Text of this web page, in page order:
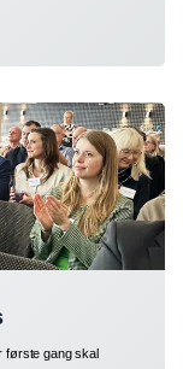
første gang skal